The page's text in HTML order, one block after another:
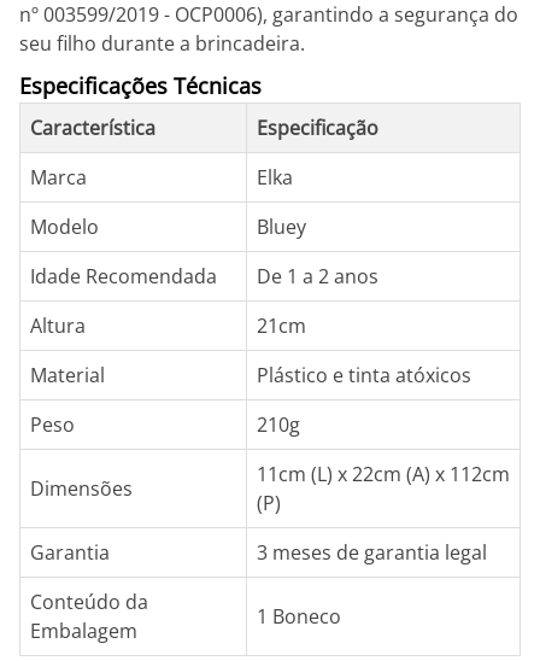
nº 003599/2019 - OCP0006), garantindo a segurança do
seu filho durante a brincadeira.
Especificações Técnicas
Característica
Especificação
Marca
Elka
Modelo
Bluey
Idade Recomendada
De 1 a 2 anos
Altura
21cm
Material
Plástico e tinta atóxicos
Peso
210g
Dimensões
11cm (L) x 22cm (A) x 112cm
(P)
Garantia
3 meses de garantia legal
Conteúdo da
Embalagem
1 Boneco